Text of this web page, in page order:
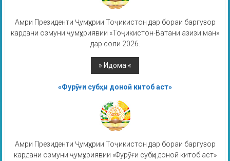
Амри Президенти Ҷумҳурии Тоҷикистон дар бораи баргузор
кардани озмуни ҷумҳуриявии «Тоҷикистон-Ватани азизи ман»
дар соли 2026.
«Фурӯғи субҳи доноӣ китоб аст»
Амри Президенти Ҷумҳурии Тоҷикистон дар бораи баргузор
кардани озмуни ҷумҳуриявии «Фурӯғи субҳи доноӣ китоб аст»